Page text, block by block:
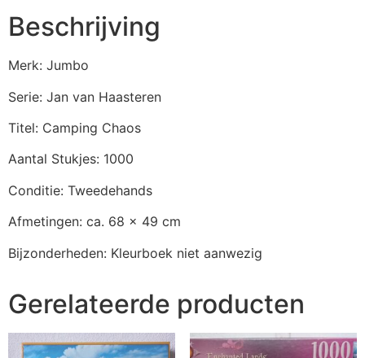
Beschrijving
Merk: Jumbo
Serie: Jan van Haasteren
Titel: Camping Chaos
Aantal Stukjes: 1000
Conditie: Tweedehands
Afmetingen: ca. 68 x 49 cm
Bijzonderheden: Kleurboek niet aanwezig
Gerelateerde producten